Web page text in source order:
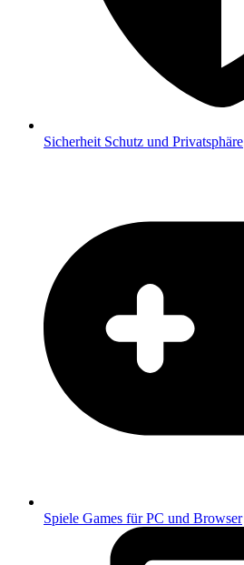
Sicherheit Schutz und Privatsphäre
Spiele Games für PC und Browser